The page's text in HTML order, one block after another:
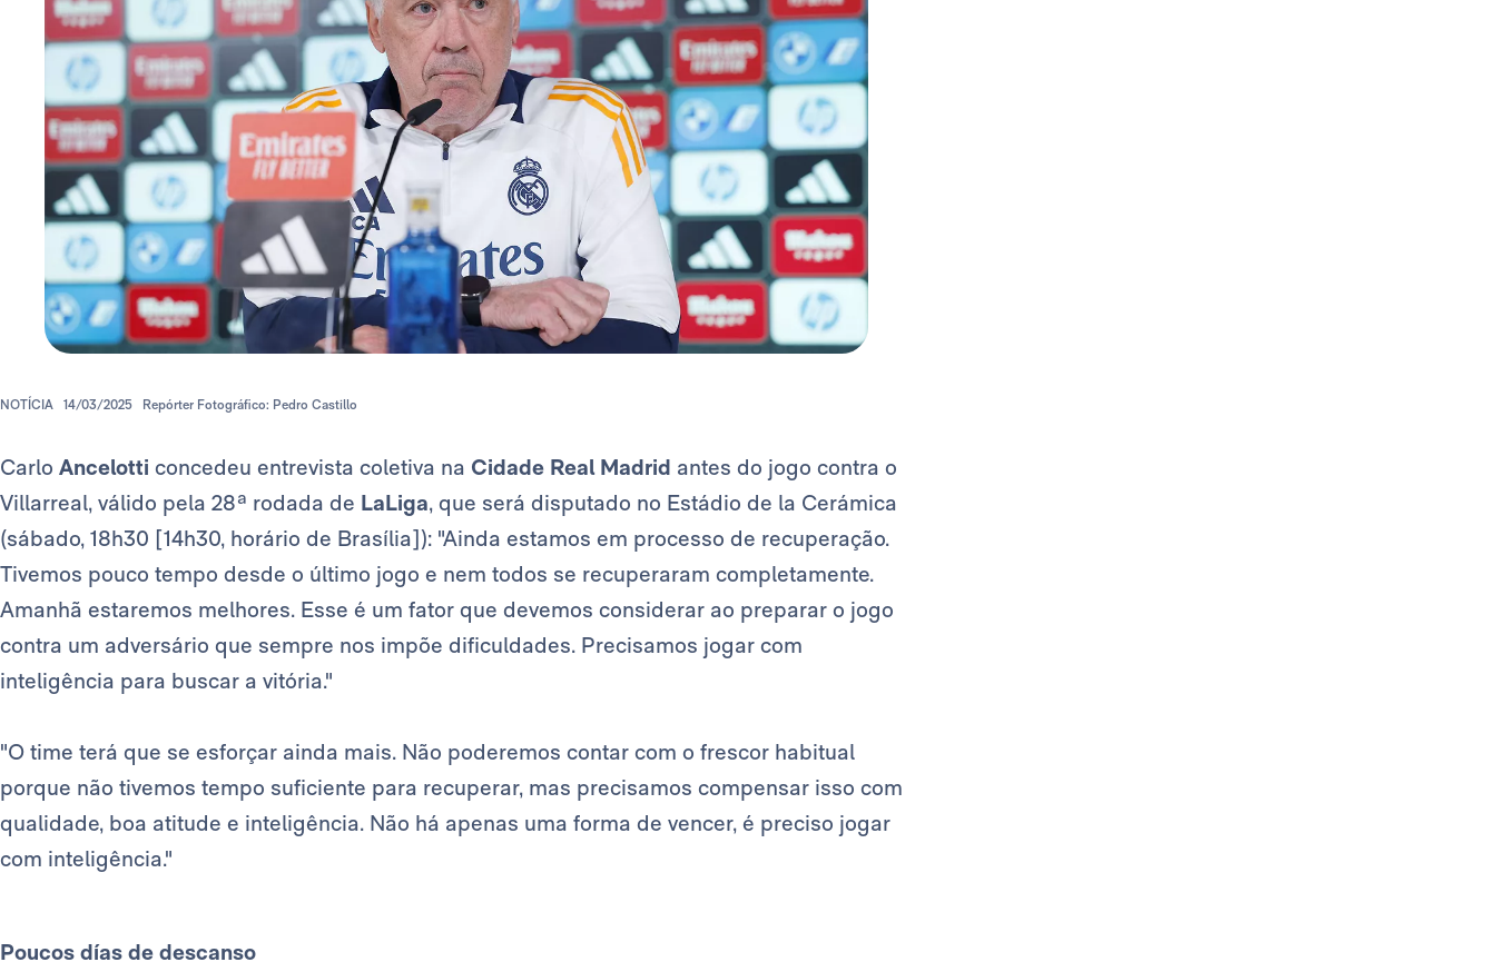
NOTÍCIA 14/03/2025 Repórter Fotográfico: Pedro Castillo
Carlo Ancelotti concedeu entrevista coletiva na Cidade Real Madrid antes do jogo contra o
Villarreal, válido pela 28ª rodada de LaLiga, que será disputado no Estádio de la Cerámica
(sábado, 18h30 [14h30, horário de Brasília]): "Ainda estamos em processo de recuperação.
Tivemos pouco tempo desde o último jogo e nem todos se recuperaram completamente.
Amanhã estaremos melhores. Esse é um fator que devemos considerar ao preparar o jogo
contra um adversário que sempre nos impõe dificuldades. Precisamos jogar com
inteligência para buscar a vitória."
"O time terá que se esforçar ainda mais. Não poderemos contar com o frescor habitual
porque não tivemos tempo suficiente para recuperar, mas precisamos compensar isso com
qualidade, boa atitude e inteligência. Não há apenas uma forma de vencer, é preciso jogar
com inteligência."
Poucos días de descanso